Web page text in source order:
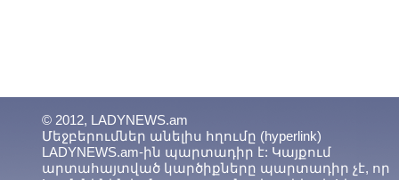
© 2012, LADYNEWS.am
Մեջբերումներ անելիս հղումը (hyperlink)
LADYNEWS.am-ին պարտադիր է: Կայքում
արտահայտված կարծիքները պարտադիր չէ, որ